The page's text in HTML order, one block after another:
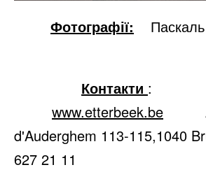
Фотографії:
Контакти :
www.etterbeek.be
d'Auderghem 113-115,1040
627 21 11